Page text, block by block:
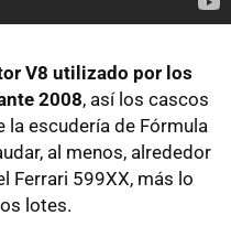
V8 utilizado por los
2008, así los cascos
escudería de Fórmula
al menos, alrededor
Ferrari 599XX, más lo
lotes.